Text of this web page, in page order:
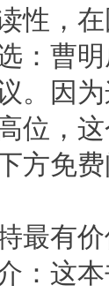
性，
：曹
。因
位，
方免费
特最有
：这